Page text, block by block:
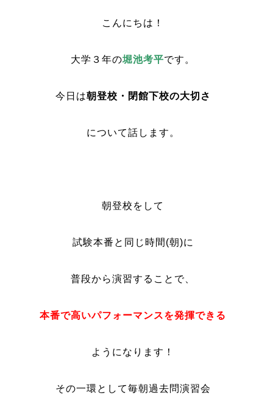
こんにちは！
大学３年の堀池考平です。
今日は朝登校・閉館下校の大切さ
について話します。
朝登校をして
試験本番と同じ時間(朝)に
普段から演習することで、
本番で高いパフォーマンスを発揮できる
ようになります！
その一環として毎朝過去問演習会